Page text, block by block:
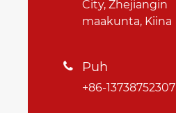
City, Zhejiangin
maakunta, Kiina
 Puh
+86-13738752307